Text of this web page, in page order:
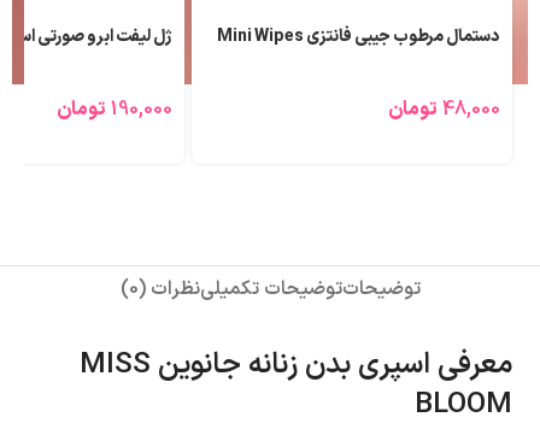
دستمال مرطوب جیبی فانتزی Mini Wipes
48,000 تومان
ژل لیفت ابرو صورتی
190,000 تومان
توضیحاتتوضیحات تکمیلینظرات (0)
معرفی اسپری بدن زنانه جانوین MISS
BLOOM